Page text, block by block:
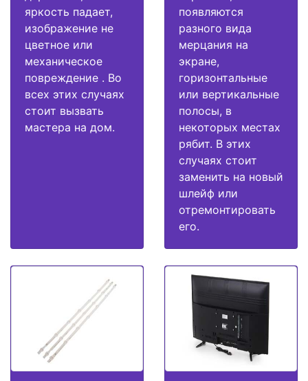
яркость падает,
изображение не
цветное или
механическое
повреждение . Во
всех этих случаях
стоит вызвать
мастера на дом.
появляются
разного вида
мерцания на
экране,
горизонтальные
или вертикальные
полосы, в
некоторых местах
рябит. В этих
случаях стоит
заменить на новый
шлейф или
отремонтировать
его.